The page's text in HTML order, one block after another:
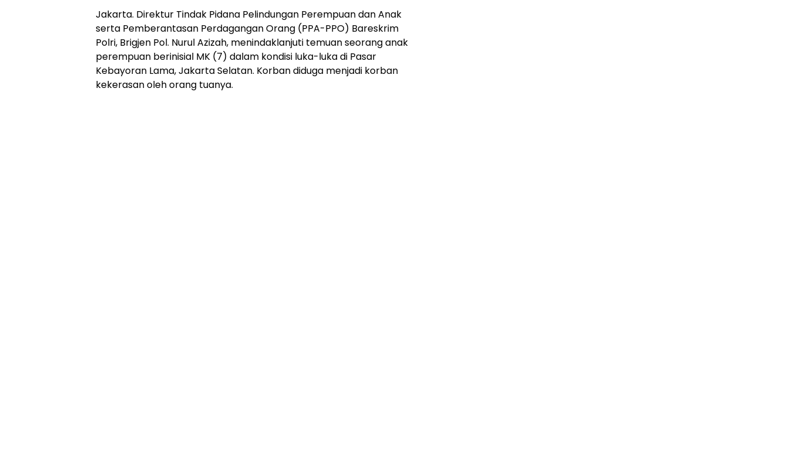
Jakarta. Direktur Tindak Pidana Pelindungan Perempuan dan Anak
serta Pemberantasan Perdagangan Orang (PPA-PPO) Bareskrim
Polri, Brigjen Pol. Nurul Azizah, menindaklanjuti temuan seorang anak
perempuan berinisial MK (7) dalam kondisi luka-luka di Pasar
Kebayoran Lama, Jakarta Selatan. Korban diduga menjadi korban
kekerasan oleh orang tuanya.